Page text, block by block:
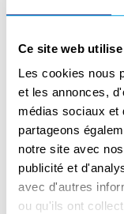
Ce site web
Les cookies nous
et les annonces,
médias sociaux et
partageons
notre site avec
publicité et
avec d'autres
ou qu'ils ont